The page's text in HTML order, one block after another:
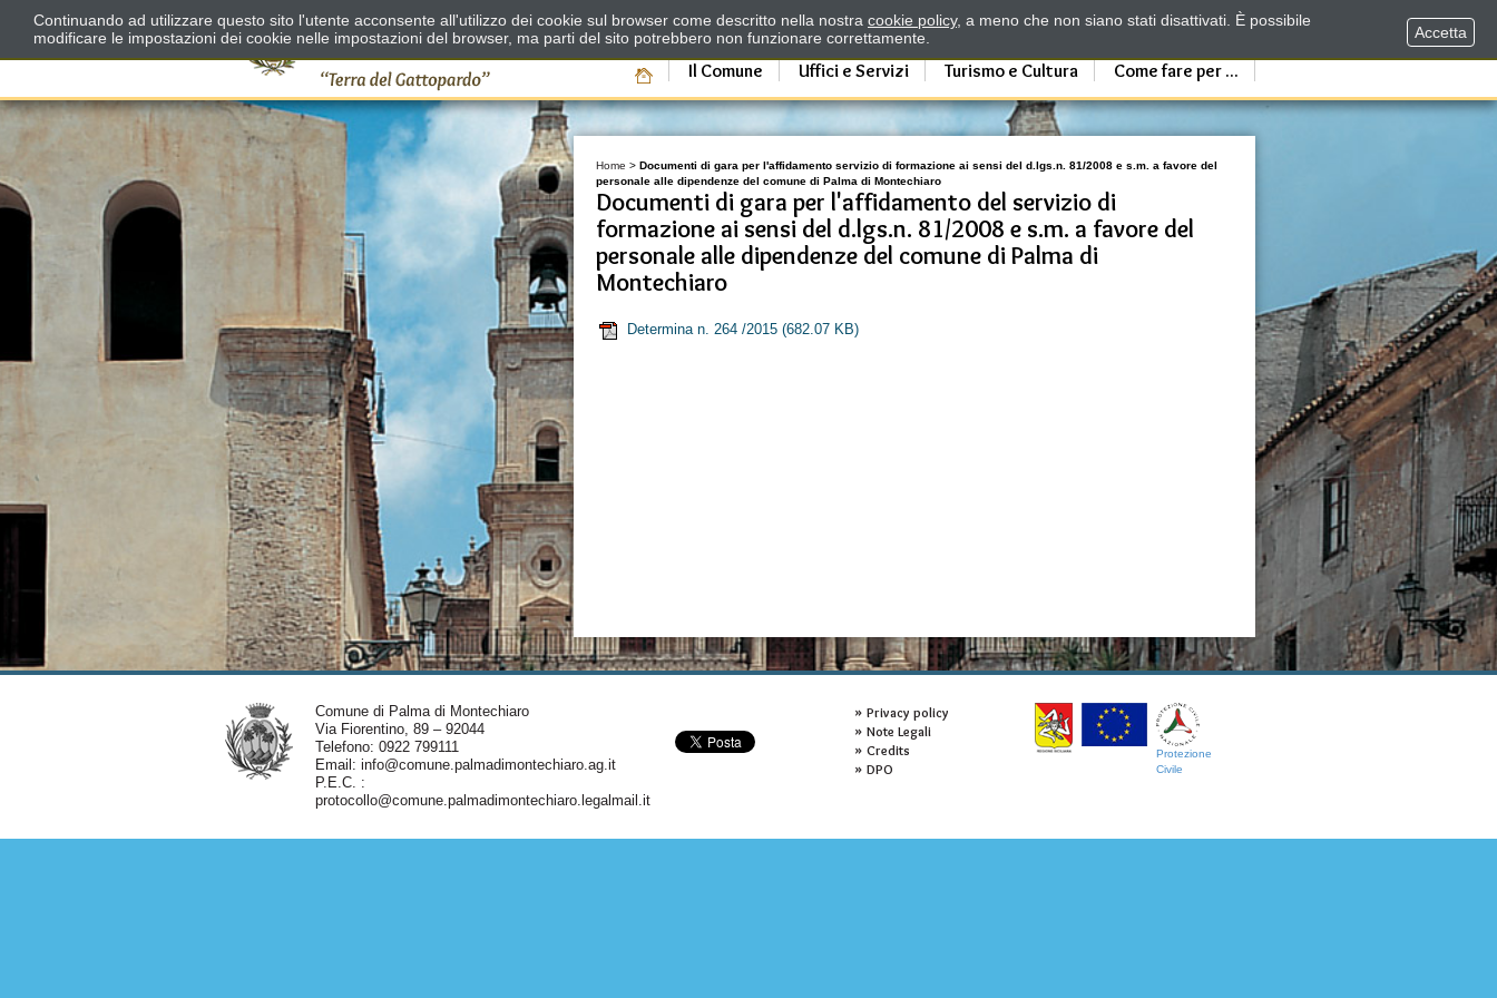
Il Comune Uffici e Servizi Turismo e Cultura Come fare per ...
Home >Documenti di gara per l'affidamento servizio di formazione ai sensi del d.lgs.n. 81/2008 e s.m. a favore del
personale alle dipendenze del comune di Palma di Montechiaro
Documenti di gara per l'affidamento del servizio di
formazione ai sensi del d.lgs.n. 81/2008 e s.m. a favore del
personale alle dipendenze del comune di Palma di
Montechiaro
Determina n. 264 /2015 (682.07 KB)
Comune di Palma di Montechiaro
Via Fiorentino, 89 – 92044
Telefono: 0922 799111
Email: info@comune.palmadimontechiaro.ag.it
P.E.C. :
protocollo@comune.palmadimontechiaro.legalmail.it
Privacy policy
Note Legali
Credits
DPO
Protezione
Civile
Continuando ad utilizzare questo sito l'utente acconsente all'utilizzo dei cookie sul browser come descritto nella nostra cookie policy, a meno che non siano stati disattivati. È possibile
modificare le impostazioni dei cookie nelle impostazioni del browser, ma parti del sito potrebbero non funzionare correttamente.
Accetta